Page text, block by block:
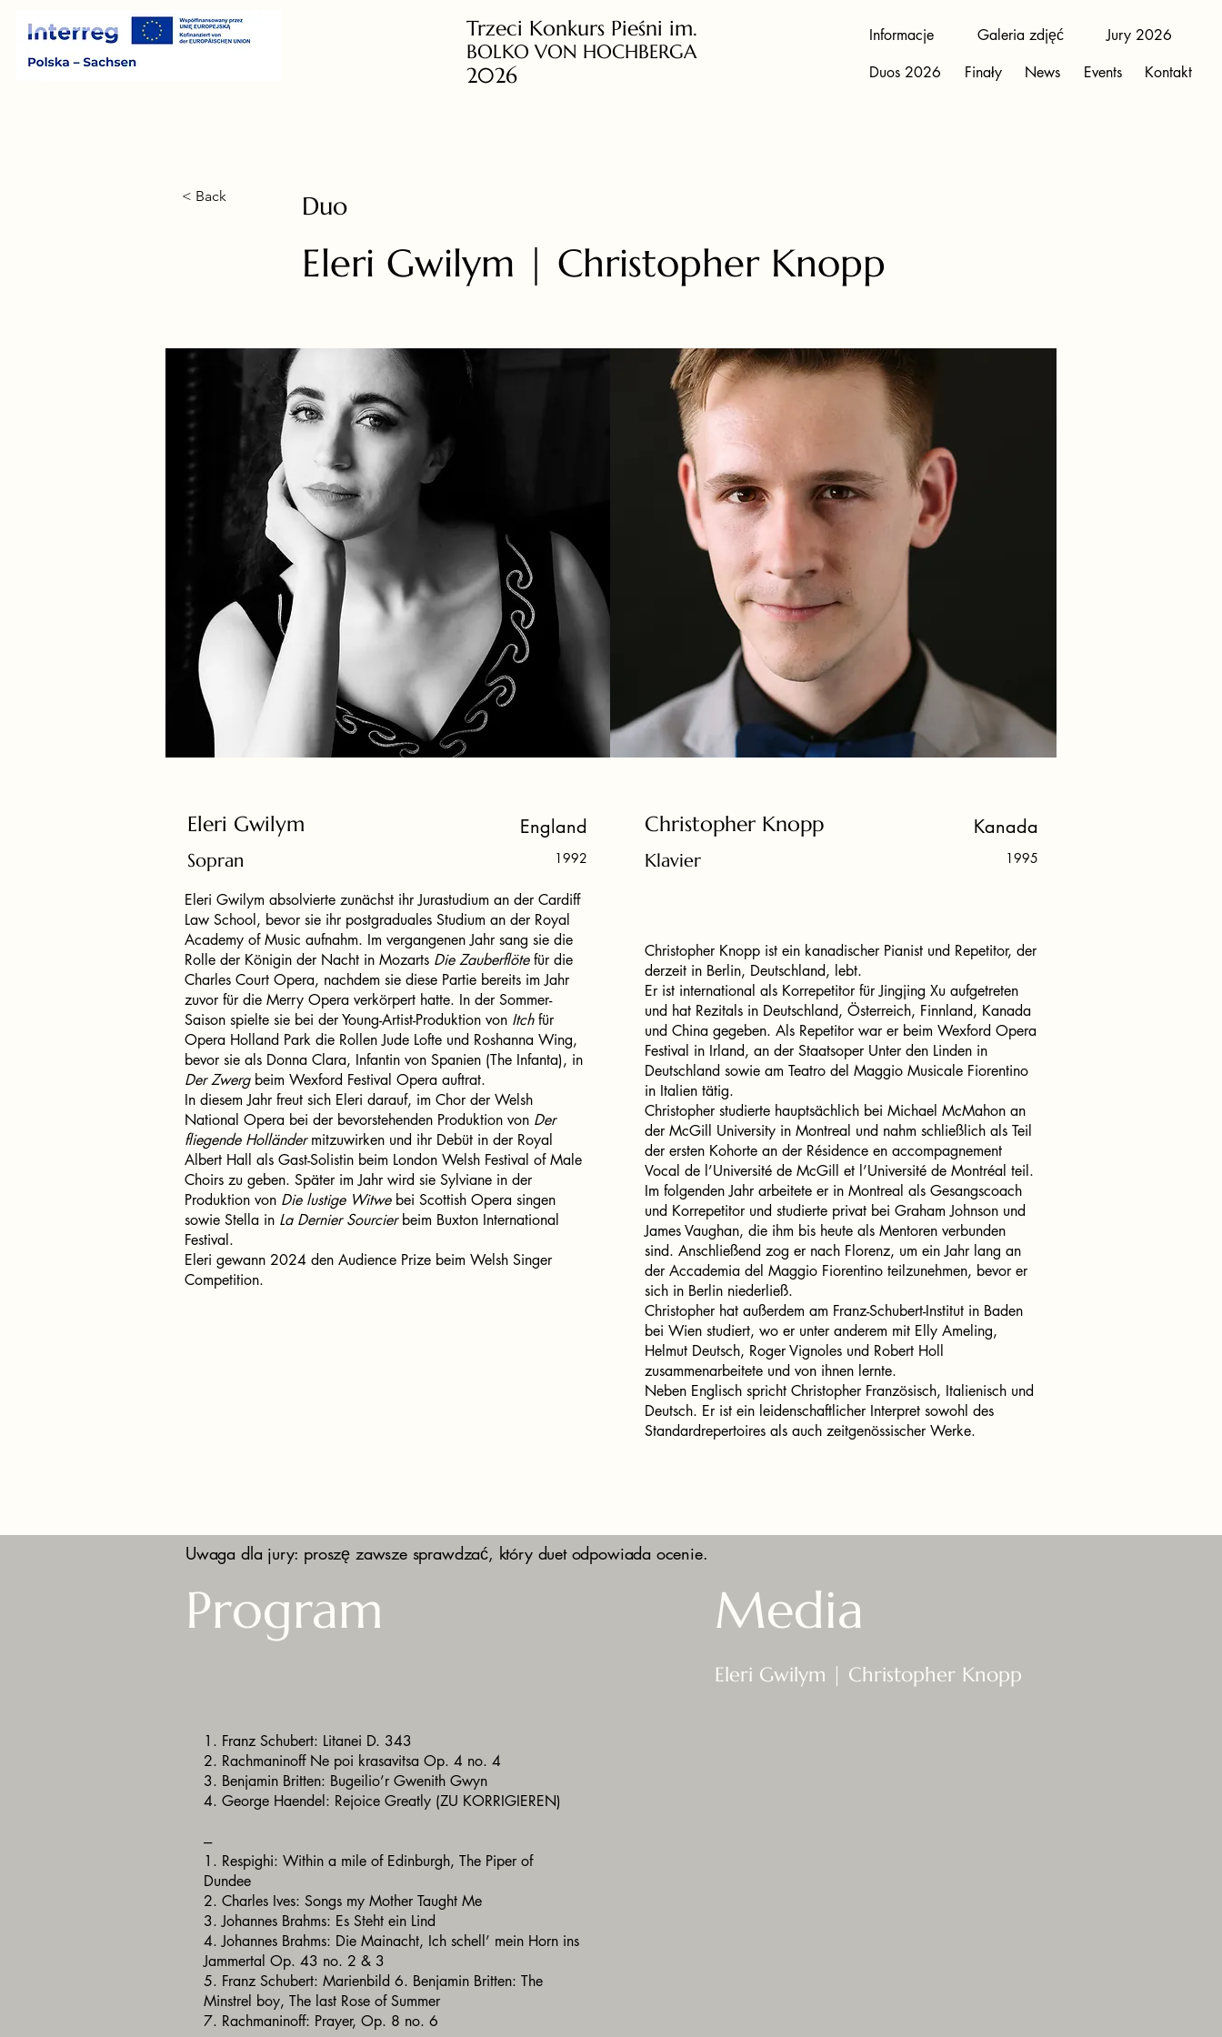
Trzeci Konkurs Pieśni im.
BOLKO VON HOCHBERGA
2026
Informacje Galeria zdjęć
Jury 2026
Duos 2026
Finały News Events Kontakt
< Back Duo
Eleri Gwilym | Christopher Knopp
Eleri Gwilym England
Sopran 1992
Eleri Gwilym absolvierte zunächst ihr Jurastudium an der Cardiff
Law School, bevor sie ihr postgraduales Studium an der Royal
Academy of Music aufnahm. Im vergangenen Jahr sang sie die
Rolle der Königin der Nacht in Mozarts Die Zauberflötefür die
Charles Court Opera, nachdem sie diese Partie bereits im Jahr
zuvor für die Merry Opera verkörpert hatte. In der Sommer-
Saison spielte sie bei der Young-Artist-Produktion von Itchfür
Opera Holland Park die Rollen Jude Lofte und Roshanna Wing,
bevor sie als Donna Clara, Infantin von Spanien (The Infanta), in
Der Zwergbeim Wexford Festival Opera auftrat.
In diesem Jahr freut sich Eleri darauf, im Chor der Welsh
National Opera bei der bevorstehenden Produktion von Der
fliegende Holländermitzuwirken und ihr Debüt in der Royal
Albert Hall als Gast-Solistin beim London Welsh Festival of Male
Choirs zu geben. Später im Jahr wird sie Sylviane in der
Produktion von Die lustige Witwebei Scottish Opera singen
sowie Stella in La Dernier Sourcierbeim Buxton International
Festival.
Eleri gewann 2024 den Audience Prize beim Welsh Singer
Competition.
Christopher Knopp Kanada
Klavier 1995
Christopher Knopp ist ein kanadischer Pianist und Repetitor, der
derzeit in Berlin, Deutschland, lebt.
Er ist international als Korrepetitor für Jingjing Xu aufgetreten
und hat Rezitals in Deutschland, Österreich, Finnland, Kanada
und China gegeben. Als Repetitor war er beim Wexford Opera
Festival in Irland, an der Staatsoper Unter den Linden in
Deutschland sowie am Teatro del Maggio Musicale Fiorentino
in Italien tätig.
Christopher studierte hauptsächlich bei Michael McMahon an
der McGill University in Montreal und nahm schließlich als Teil
der ersten Kohorte an der Résidence en accompagnement
Vocal de l’Université de McGill et l’Université de Montréal teil.
Im folgenden Jahr arbeitete er in Montreal als Gesangscoach
und Korrepetitor und studierte privat bei Graham Johnson und
James Vaughan, die ihm bis heute als Mentoren verbunden
sind. Anschließend zog er nach Florenz, um ein Jahr lang an
der Accademia del Maggio Fiorentino teilzunehmen, bevor er
sich in Berlin niederließ.
Christopher hat außerdem am Franz-Schubert-Institut in Baden
bei Wien studiert, wo er unter anderem mit Elly Ameling,
Helmut Deutsch, Roger Vignoles und Robert Holl
zusammenarbeitete und von ihnen lernte.
Neben Englisch spricht Christopher Französisch, Italienisch und
Deutsch. Er ist ein leidenschaftlicher Interpret sowohl des
Standardrepertoires als auch zeitgenössischer Werke.
Uwaga dla jury: proszę zawsze sprawdzać, który duet odpowiada ocenie.
Program Media
Eleri Gwilym | Christopher Knopp
1. Franz Schubert: Litanei D. 343
2. Rachmaninoff Ne poi krasavitsa Op. 4 no. 4
3. Benjamin Britten: Bugeilio’r Gwenith Gwyn
4. George Haendel: Rejoice Greatly (ZU KORRIGIEREN)
---
1. Respighi: Within a mile of Edinburgh, The Piper of
Dundee
2. Charles Ives: Songs my Mother Taught Me
3. Johannes Brahms: Es Steht ein Lind
4. Johannes Brahms: Die Mainacht, Ich schell’ mein Horn ins
Jammertal Op. 43 no. 2 & 3
5. Franz Schubert: Marienbild 6. Benjamin Britten: The
Minstrel boy, The last Rose of Summer
7. Rachmaninoff: Prayer, Op. 8 no. 6